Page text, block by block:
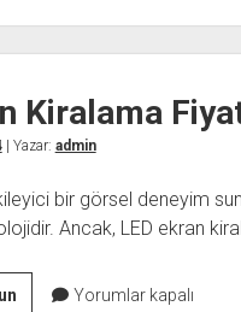
Kiralama
| Yazar: admin
bir görsel deneyim
Ancak, LED ekran
Led
Yorumlar kapalı